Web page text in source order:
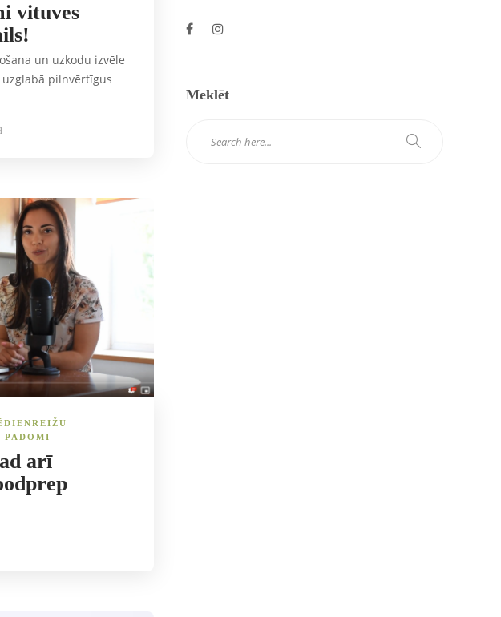
vituves
un uzkodu izvēle
pilnvērtīgus
PADOMI
arī
Meklēt